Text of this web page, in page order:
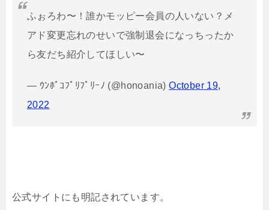
ふぉろわ〜！誰かモッピー会員の人いない？メ
アド変更忘れのせいで強制退会になっちったか
ら友だち紹介してほしい〜
— ｳﾝﾎﾟｺﾌﾟﾘﾌﾟﾘｰﾉ (@honoania)October 19,
2022
公式サイトにも明記されています。